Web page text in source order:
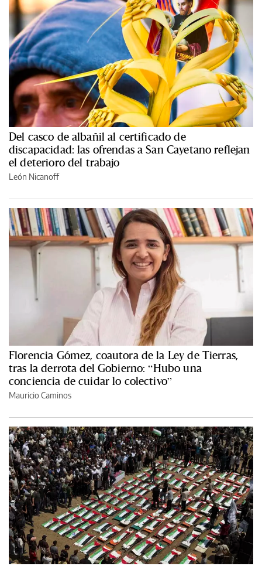
Del casco de albañil al certificado de
discapacidad: las ofrendas a San Cayetano reflejan
el deterioro del trabajo
León Nicanoff
Florencia Gómez, coautora de la Ley de Tierras,
tras la derrota del Gobierno: “Hubo una
conciencia de cuidar lo colectivo”
Mauricio Caminos